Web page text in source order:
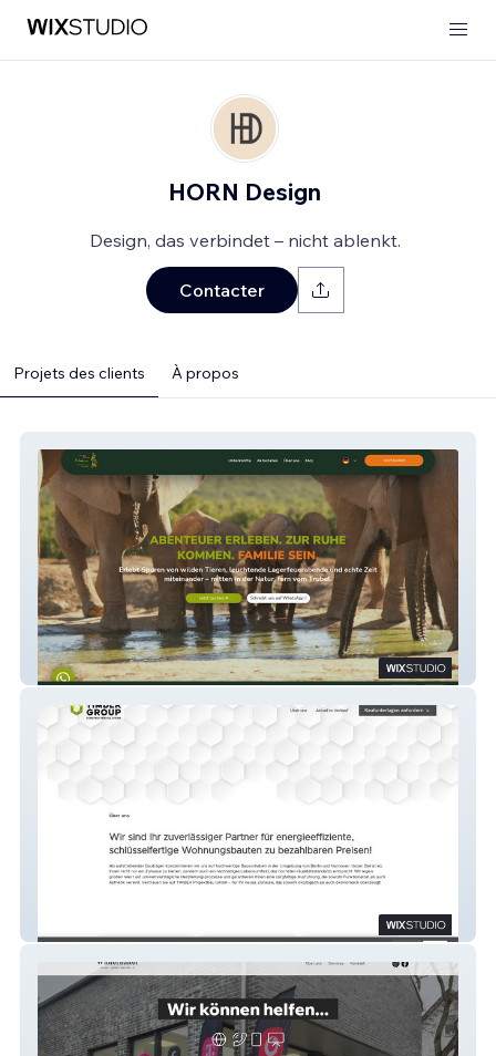
HORN Design
Design, das verbindet – nicht ablenkt.
Contacter
Projets des clients À propos
Pure Nature Familodge